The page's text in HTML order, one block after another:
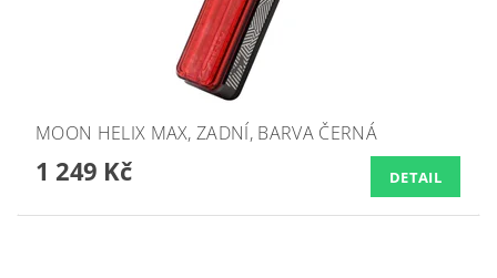
MOON HELIX MAX, ZADNÍ, BARVA ČERNÁ
1 249 Kč DETAIL